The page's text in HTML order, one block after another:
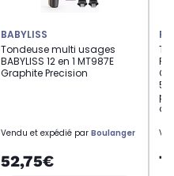
BABYLISS
Tondeuse multi usages
BABYLISS 12 en 1 MT987E
Graphite Precision
Vendu et expédié par Boulanger
52,75€
58